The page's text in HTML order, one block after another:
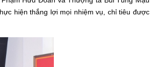
hiện thắng lợi mọi nhiệm vụ, chỉ tiêu được